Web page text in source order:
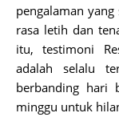
pengalaman
rasa letih dan
itu, testimoni
adalah selalu
berbanding hari
minggu untuk